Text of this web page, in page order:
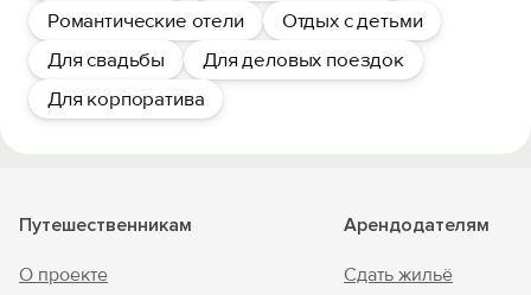
Романтические отели
Отдых с детьми
Для свадьбы
Для деловых поездок
Для корпоратива
Путешественникам
О проекте
Арендодателям
Сдать жильё